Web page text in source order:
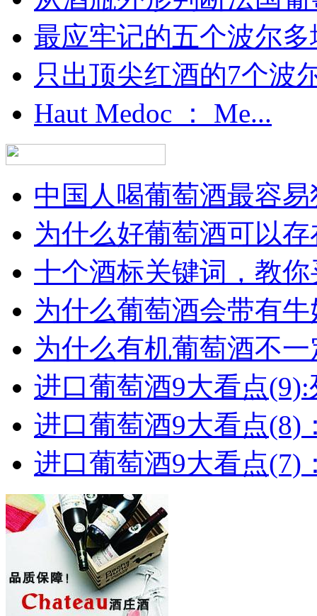
最应牢记的五个波尔多
只出顶尖红酒的7个波
Haut Medoc ： Me...
中国人喝葡萄酒最容
为什么好葡萄酒可以
十个酒标关键词，教
为什么葡萄酒会带有
为什么有机葡萄酒不
进口葡萄酒9大看点(9):
进口葡萄酒9大看点(8)
进口葡萄酒9大看点(7)